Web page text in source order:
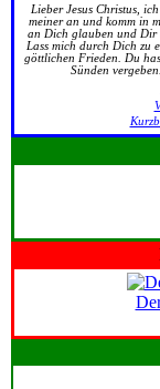
Lieber Jesus Christus,
meiner an und komm in
an Dich glauben und Dir
Lass mich durch Dich zu
göttlichen Frieden. Du
Sünden